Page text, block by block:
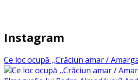
Instagram
Ce loc ocupă ,,Crăciun amar /